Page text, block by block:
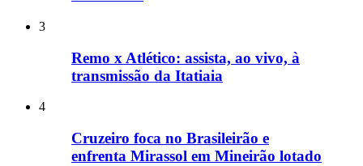
3
Remo x Atlético: assista, ao vivo, à
transmissão da Itatiaia
4
Cruzeiro foca no Brasileirão e
enfrenta Mirassol em Mineirão lotado